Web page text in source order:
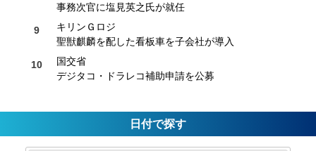
事務次官に塩見英之氏が就任
キリンＧロジ
聖獣麒麟を配した看板車を子会社が導入
国交省
デジタコ・ドラレコ補助申請を公募
日付で探す